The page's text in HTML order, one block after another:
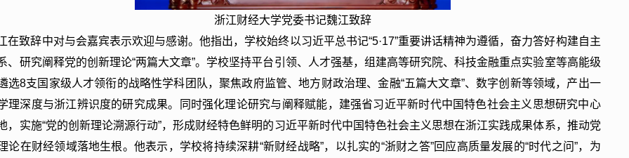
浙江财经大学党委书记魏江致辞
在致辞中对与会嘉宾表示欢迎与感谢。他指出，学校始终以习近平总书记“5·17”重要讲话精神为遵循，奋力答好构建自主
、研究阐释党的创新理论“两篇大文章”。学校坚持平台引领、人才强基，组建高等研究院、科技金融重点实验室等高能级
选8支国家级人才领衔的战略性学科团队，聚焦政府监管、地方财政治理、金融“五篇大文章”、数字创新等领域，产出一
理深度与浙江辨识度的研究成果。同时强化理论研究与阐释赋能，建强省习近平新时代中国特色社会主义思想研究中心
，实施“党的创新理论溯源行动”，形成财经特色鲜明的习近平新时代中国特色社会主义思想在浙江实践成果体系，推动党
论在财经领域落地生根。他表示，学校将持续深耕“新财经战略”，以扎实的“浙财之答”回应高质量发展的“时代之问”，为